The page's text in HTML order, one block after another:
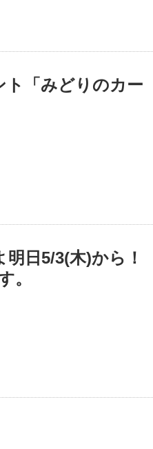
ト「みどりのカー
日5/3(木)から！
。